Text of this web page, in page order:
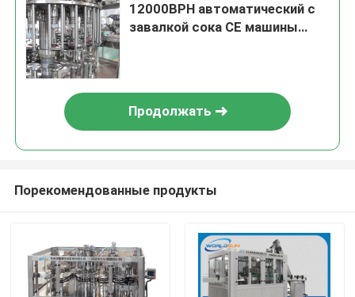
12000BPH автоматический с
завалкой сока CE машины
Продолжать
Порекомендованные продукты